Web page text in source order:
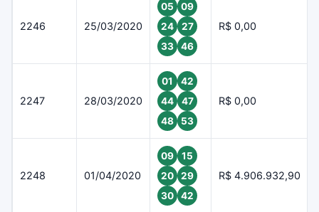
2246 25/03/2020
05
09
24
27
33
46
R$ 0,00
2247 28/03/2020
01
42
44
47
48
53
R$ 0,00
2248 01/04/2020
09
15
20
29
30
42
R$ 4.906.932,90